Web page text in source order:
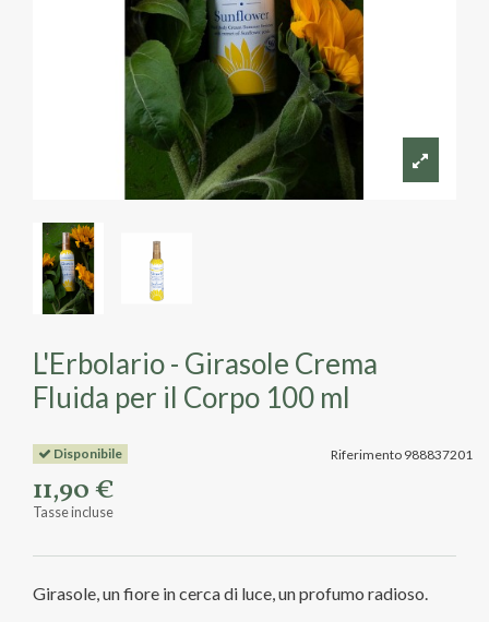
L'Erbolario - Girasole Crema
Fluida per il Corpo 100 ml
Riferimento 988837201
Disponibile
11,90 €
Tasse incluse
Girasole, un fiore in cerca di luce, un profumo radioso.